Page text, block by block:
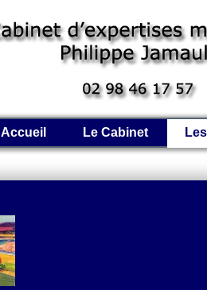
Accueil Le Cabinet